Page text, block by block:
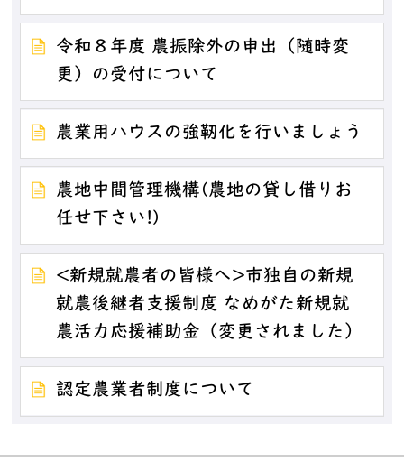
令和８年度 農振除外の申出（随時変
更）の受付について
農業用ハウスの強靭化を行いましょう
農地中間管理機構(農地の貸し借りお
任せ下さい!)
<新規就農者の皆様へ>市独自の新規
就農後継者支援制度 なめがた新規就
農活力応援補助金（変更されました）
認定農業者制度について